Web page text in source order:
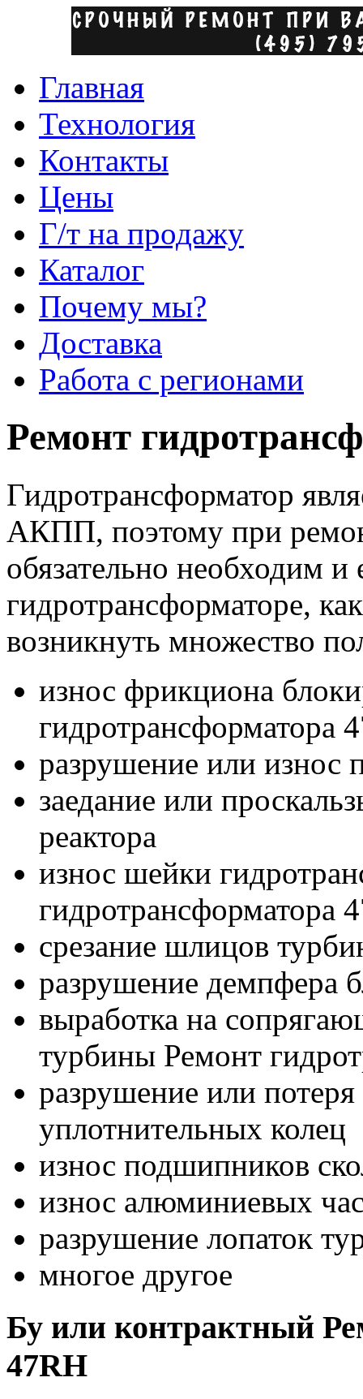
Главная
Технология
Контакты
Цены
Г/т на продажу
Каталог
Почему мы?
Доставка
Работа с регионами
Ремонт
Гидротрансформатор
АКПП, поэтому при
обязательно необходим и
гидротрансформаторе,
возникнуть множество
износ фрикциона
гидротрансформатора
разрушение или износ
заедание или
реактора
износ шейки
гидротрансформатора
срезание шлицов
разрушение демпфера
выработка на
турбины Ремонт
разрушение или
уплотнительных колец
износ подшипников
износ алюминиевых
разрушение лопаток
многое другое
Бу или контрактный
47RH